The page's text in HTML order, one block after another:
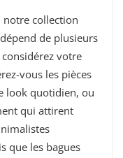
notre collection
dépend de plusieurs
votre
vous les pièces
look quotidien, ou
qui attirent
que les bagues